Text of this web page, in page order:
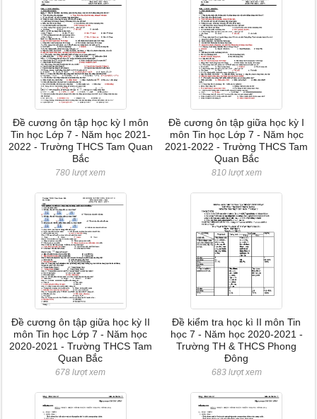
Đề cương ôn tập học kỳ I môn
Tin học Lớp 7 - Năm học 2021-
2022 - Trường THCS Tam Quan
Bắc
780 lượt xem
Đề cương ôn tập giữa học kỳ I
môn Tin học Lớp 7 - Năm học
2021-2022 - Trường THCS Tam
Quan Bắc
810 lượt xem
Đề cương ôn tập giữa học kỳ II
môn Tin học Lớp 7 - Năm học
2020-2021 - Trường THCS Tam
Quan Bắc
678 lượt xem
Đề kiểm tra học kì II môn Tin
học 7 - Năm học 2020-2021 -
Trường TH & THCS Phong
Đông
683 lượt xem